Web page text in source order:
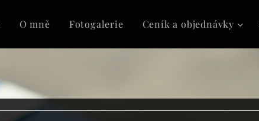
O mně Fotogalerie Ceník a objednávky